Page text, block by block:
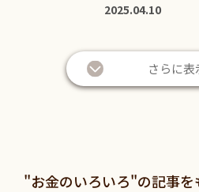
2025.04.10
さらに表
"お金のいろいろ"の記事を